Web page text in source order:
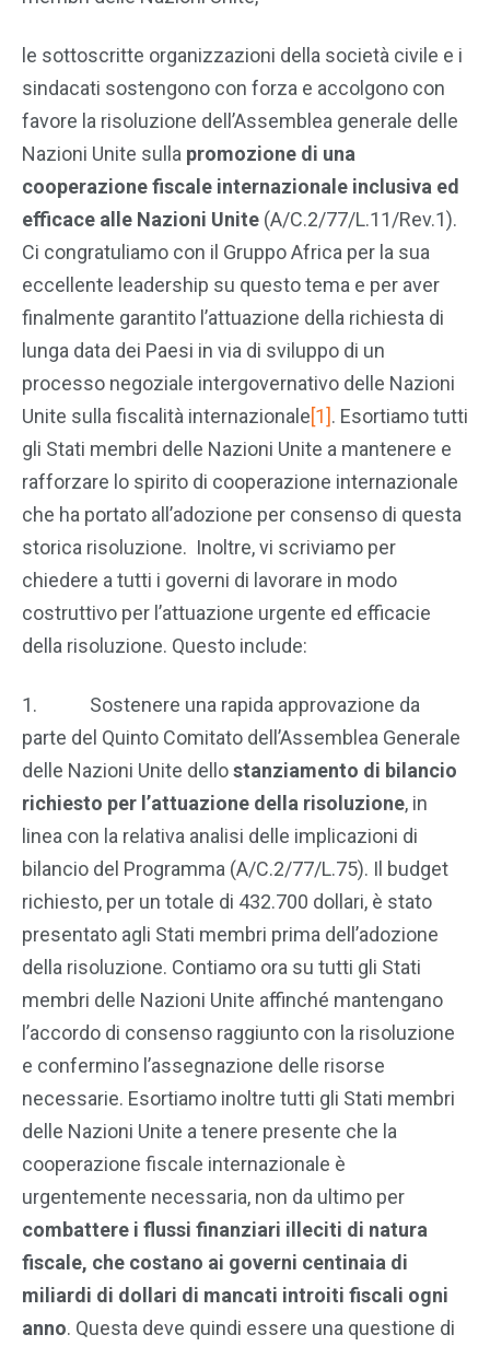
le sottoscritte organizzazioni della società civile e i
sindacati sostengono con forza e accolgono con
favore la risoluzione dell’Assemblea generale delle
Nazioni Unite sulla promozione di una
cooperazione fiscale internazionale inclusiva ed
efficace alle Nazioni Unite (A/C.2/77/L.11/Rev.1).
Ci congratuliamo con il Gruppo Africa per la sua
eccellente leadership su questo tema e per aver
finalmente garantito l’attuazione della richiesta di
lunga data dei Paesi in via di sviluppo di un
processo negoziale intergovernativo delle Nazioni
Unite sulla fiscalità internazionale[1]. Esortiamo tutti
gli Stati membri delle Nazioni Unite a mantenere e
rafforzare lo spirito di cooperazione internazionale
che ha portato all’adozione per consenso di questa
storica risoluzione. Inoltre, vi scriviamo per
chiedere a tutti i governi di lavorare in modo
costruttivo per l’attuazione urgente ed efficacie
della risoluzione. Questo include:
1. Sostenere una rapida approvazione da
parte del Quinto Comitato dell’Assemblea Generale
delle Nazioni Unite dellostanziamento di bilancio
richiesto per l’attuazione della risoluzione, in
linea con la relativa analisi delle implicazioni di
bilancio del Programma (A/C.2/77/L.75). Il budget
richiesto, per un totale di 432.700 dollari, è stato
presentato agli Stati membri prima dell’adozione
della risoluzione. Contiamo ora su tutti gli Stati
membri delle Nazioni Unite affinché mantengano
l’accordo di consenso raggiunto con la risoluzione
e confermino l’assegnazione delle risorse
necessarie. Esortiamo inoltre tutti gli Stati membri
delle Nazioni Unite a tenere presente che la
cooperazione fiscale internazionale è
urgentemente necessaria, non da ultimo per
combattere i flussi finanziari illeciti di natura
fiscale, che costano ai governi centinaia di
miliardi di dollari di mancati introiti fiscali ogni
anno. Questa deve quindi essere una questione di